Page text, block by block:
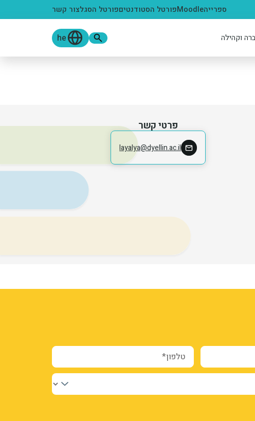
ספרייהMoodleפורטל הסטודנטיםפורטל הסגלצור קשר
וקהילה he
פרטי קשר
layalya@dyellin.ac.il
טלפון*